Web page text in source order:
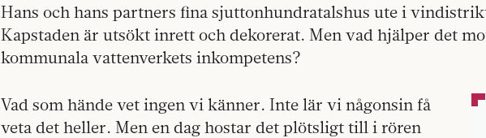
Hans och hans partners fina sjuttonhundratalshus ute i
Kapstaden är utsökt inrett och dekorerat. Men vad hjälper det
kommunala vattenverkets inkompetens?
Vad som hände vet ingen vi känner. Inte lär vi någonsin få
veta det heller. Men en dag hostar det plötsligt till i rören